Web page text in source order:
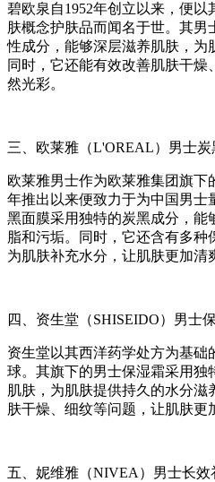
碧欧泉自1952年创立以来，便
肤概念护肤品而闻名于世。其
性成分，能够深层滋养肌肤，为
同时，它还能有效改善肌肤干燥
然光彩。
三、欧莱雅（L'OREAL）男士炭
欧莱雅男士作为欧莱雅集团旗下
年推出以来便致力于为中国男士
黑面膜采用独特的炭黑成分，能
脂和污垢。同时，它还含有多
为肌肤补充水分，让肌肤更加清
四、资生堂（SHISEIDO）男士
资生堂以其西洋药学处方为基础
球。其旗下的男士保湿霜采用独
肌肤，为肌肤提供持久的水分
肤干燥、细纹等问题，让肌肤更
五、妮维雅（NIVEA）男士长效